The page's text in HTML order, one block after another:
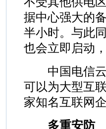
据中心强大的
半小时。与此
也会立即启动
中国电信云
可以为大型互
家知名互联网
多重安防